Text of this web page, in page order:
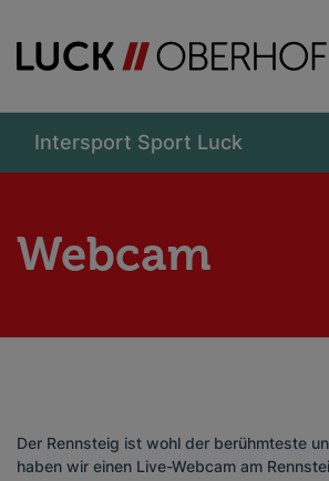
Intersport Sport Luck
Webcam
Der Rennsteig ist wohl der berühmteste
haben wir einen Live-Webcam am